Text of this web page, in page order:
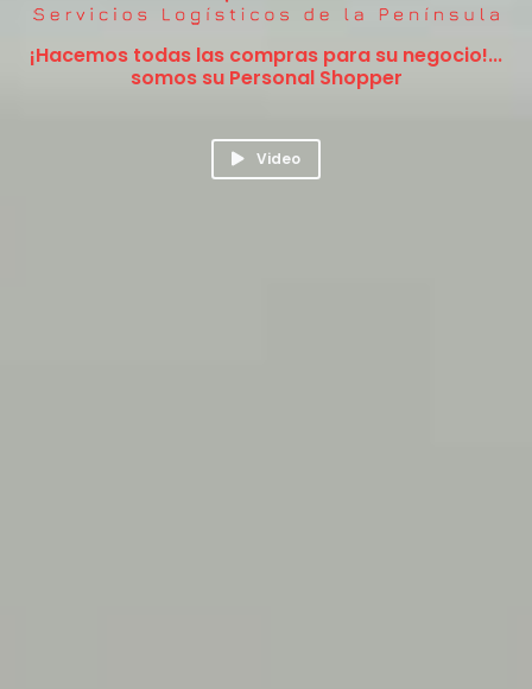
¡Hacemos todas las compras para su negocio!...
somos su Personal Shopper
Video